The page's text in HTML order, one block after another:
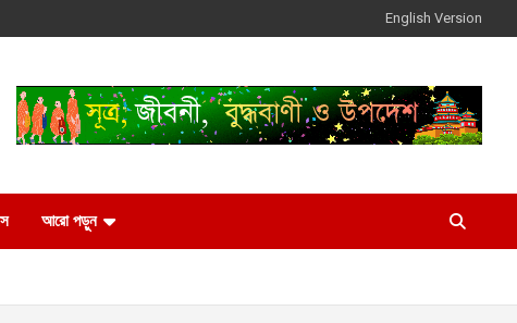
English Version
আরো পড়ুন